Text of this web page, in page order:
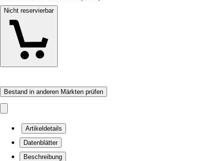
Nicht reservierbar
Bestand in anderen Märkten prüfen
Artikeldetails
Datenblätter
Beschreibung